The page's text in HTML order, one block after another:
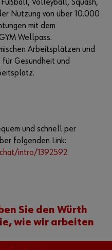
Volleyball, Squash,
Nutzung von über 10.000
mit dem
Wellpass.
Arbeitsplätzen und
Gesundheit und
und schnell per
folgenden Link:
intro/1392592
Sie den Würth
wie wir arbeiten